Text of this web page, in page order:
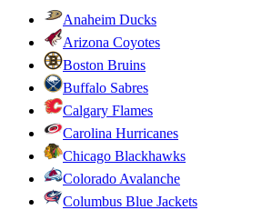
Anaheim Ducks
Arizona Coyotes
Boston Bruins
Buffalo Sabres
Calgary Flames
Carolina Hurricanes
Chicago Blackhawks
Colorado Avalanche
Columbus Blue Jackets